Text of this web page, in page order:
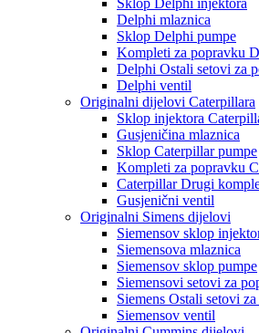
Sklop Delphi injektora
Delphi mlaznica
Sklop Delphi pumpe
Kompleti za popravku
Delphi Ostali setovi za
Delphi ventil
Originalni dijelovi Caterpillara
Sklop injektora
Gusjeničina mlaznica
Sklop Caterpillar pumpe
Kompleti za popravku
Caterpillar Drugi
Gusjenični ventil
Originalni Simens dijelovi
Siemensov sklop
Siemensova mlaznica
Siemensov sklop pumpe
Siemensovi setovi za
Siemens Ostali setovi
Siemensov ventil